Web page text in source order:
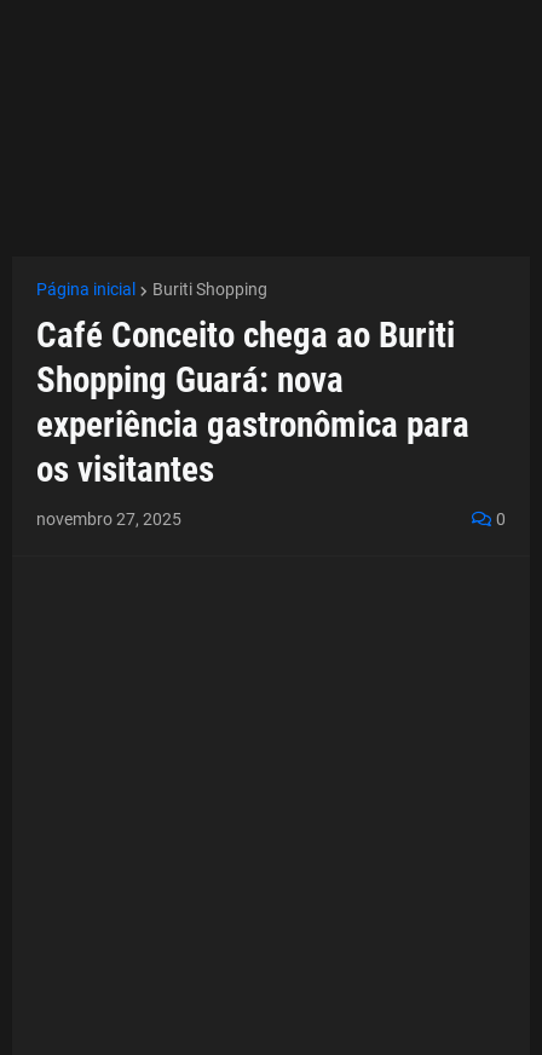
Página inicial Buriti Shopping
Café Conceito chega ao Buriti
Shopping Guará: nova
experiência gastronômica para
os visitantes
novembro 27, 2025 0